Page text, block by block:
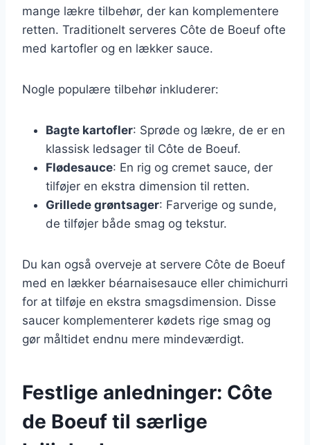
mange lækre tilbehør, der kan komplementere
retten. Traditionelt serveres Côte de Boeuf ofte
med kartofler og en lækker sauce.
Nogle populære tilbehør inkluderer:
Bagte kartofler: Sprøde og lækre, de er en
klassisk ledsager til Côte de Boeuf.
Flødesauce: En rig og cremet sauce, der
tilføjer en ekstra dimension til retten.
Grillede grøntsager: Farverige og sunde,
de tilføjer både smag og tekstur.
Du kan også overveje at servere Côte de Boeuf
med en lækker béarnaisesauce eller chimichurri
for at tilføje en ekstra smagsdimension. Disse
saucer komplementerer kødets rige smag og
gør måltidet endnu mere mindeværdigt.
Festlige anledninger: Côte
de Boeuf til særlige